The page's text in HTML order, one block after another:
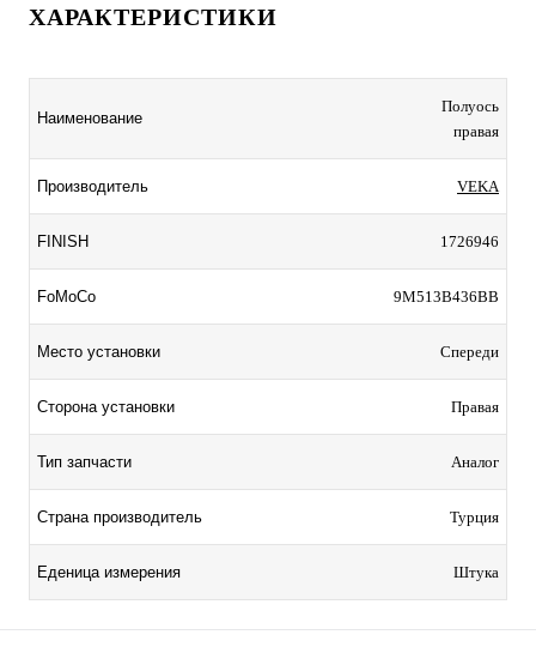
ХАРАКТЕРИСТИКИ
Наименование
Полуось
правая
Производитель VEKA
FINISH 1726946
FoMoCo 9M513B436BB
Место установки Спереди
Сторона установки Правая
Тип запчасти Аналог
Страна производитель Турция
Еденица измерения Штука